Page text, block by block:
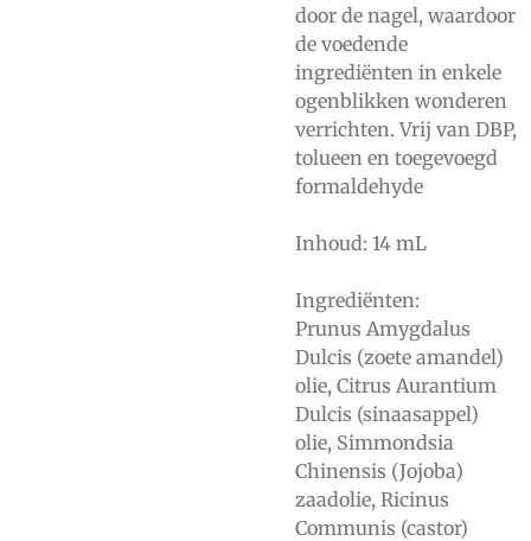
door de nagel, waardoor
de voedende
ingrediënten in enkele
ogenblikken wonderen
verrichten. Vrij van DBP,
tolueen en toegevoegd
formaldehyde
Inhoud: 14 mL
Ingrediënten:
Prunus Amygdalus
Dulcis (zoete amandel)
olie, Citrus Aurantium
Dulcis (sinaasappel)
olie, Simmondsia
Chinensis (Jojoba)
zaadolie, Ricinus
Communis (castor)